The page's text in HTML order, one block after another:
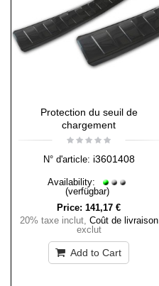
Protection du seuil de
chargement
N° d'article: i3601408
Availability:
(verfügbar)
Price: 141,17 €
20% taxe inclut, Coût de livraison
exclut
Add to Cart